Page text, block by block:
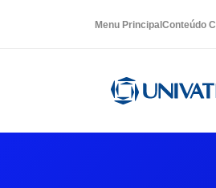
Menu Principal Conteúdo